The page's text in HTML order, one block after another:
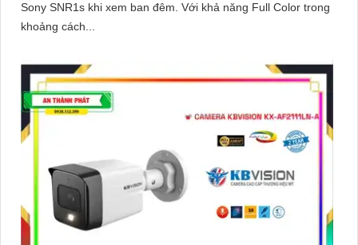
Sony SNR1s khi xem ban đêm. Với khả năng Full Color trong
khoảng cách...